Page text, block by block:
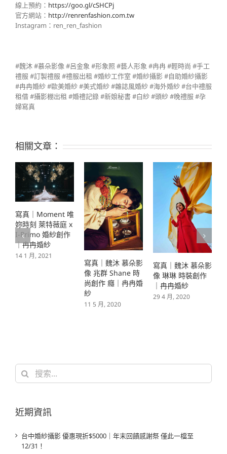
線上預約： https://goo.gl/cSHCPj
官方網站： http://renrenfashion.com.tw
Instagram：ren_ren_fashion
#魏沐 #慕朵影像 #呂金象 #形象照 #藝人形象 #冉冉 #輕時尚 #手工
禮服 #訂製禮服 #禮服出租 #婚紗工作室 #婚紗攝影 #自助婚紗攝影
#冉冉婚紗 #歐美婚紗 #美式婚紗 #雜誌風婚紗 #海外婚紗 #台中禮服
租借 #攝影棚出租 #婚禮記錄 #新娘秘書 #白紗 #頭紗 #晚禮服 #孕
婦寫真
相關文章：
寫真｜Moment 唯
妳時刻 萊特薇庭 x
I-Primo 婚紗創作
｜冉冉婚紗
14 1 月, 2021
寫真｜魏沐 慕朵影
像 兆群 Shane 時
尚創作 癮｜冉冉婚
紗
11 5 月, 2020
寫真｜魏沐 慕朵影
像 琳琳 時裝創作
｜冉冉婚紗
29 4 月, 2020
搜
近期資訊
台中婚紗攝影 優惠現折$5000｜年末回饋感謝祭 僅此一檔至
12/31！